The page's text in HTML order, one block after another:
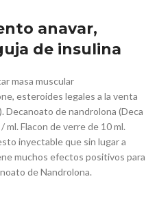
anavar,
de insulina
masa muscular
esteroides legales a la venta
Decanoato de nandrolona (Deca
Flacon de verre de 10 ml.
inyectable que sin lugar a
muchos efectos positivos para
de Nandrolona.